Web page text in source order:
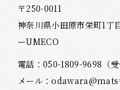
〒250-0011
神奈川県小田原市栄町1丁
ーUMECO
電話：050-1809-9698 （
メール：